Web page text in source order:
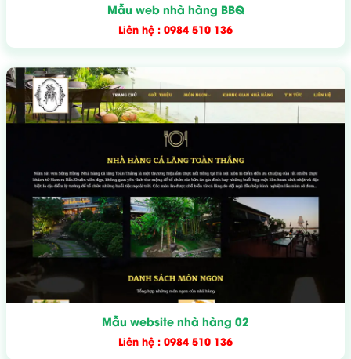
Mẫu web nhà hàng BBQ
Liên hệ : 0984 510 136
Mẫu website nhà hàng 02
Liên hệ : 0984 510 136